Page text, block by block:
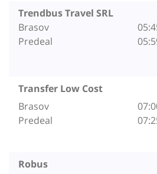
Trendbus Travel SRL
Brasov
Predeal
Transfer Low Cost
Brasov
Predeal
Robus